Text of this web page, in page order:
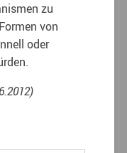
zu
von
oder